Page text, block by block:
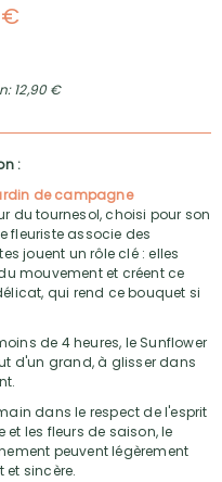
12,90 €
:
de campagne
du tournesol, choisi pour son
fleuriste associe des
jouent un rôle clé : elles
mouvement et créent ce
qui rend ce bouquet si
de 4 heures, le Sunflower
d'un grand, à glisser dans
dans le respect de l'esprit
et les fleurs de saison, le
peuvent légèrement
et sincère.